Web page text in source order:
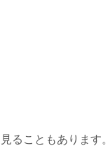
ることもあります。